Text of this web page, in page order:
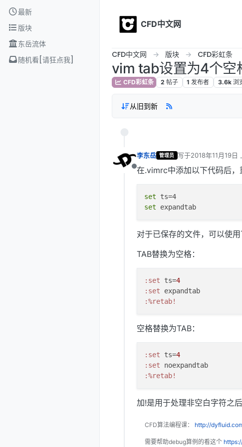
Skip to content
最新
版块
东岳流体
随机看[请狂点我]
CFD中文网
CFD中文网 版块 CFD彩虹条
vim tab设置为4个空
CFD彩虹条 2 帖子 1 发布者 3.6k 浏
从旧到新
离线
李东岳 管理员 写于2018年11月19日
最后由 编辑
在.vimrc中添加以下代码后，
set
set
对于已保存的文件，可以使
TAB替换为空格：
:set ts=4
:set
:%retab!
空格替换为TAB：
:set ts=4
:set
:%retab!
加!是用于处理非空白字符之
CFD算法编程课： http://
需要帮助debug算例的看这个